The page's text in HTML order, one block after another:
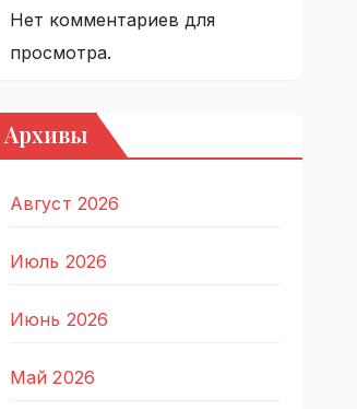
Нет комментариев для
просмотра.
Архивы
Август 2026
Июль 2026
Июнь 2026
Май 2026